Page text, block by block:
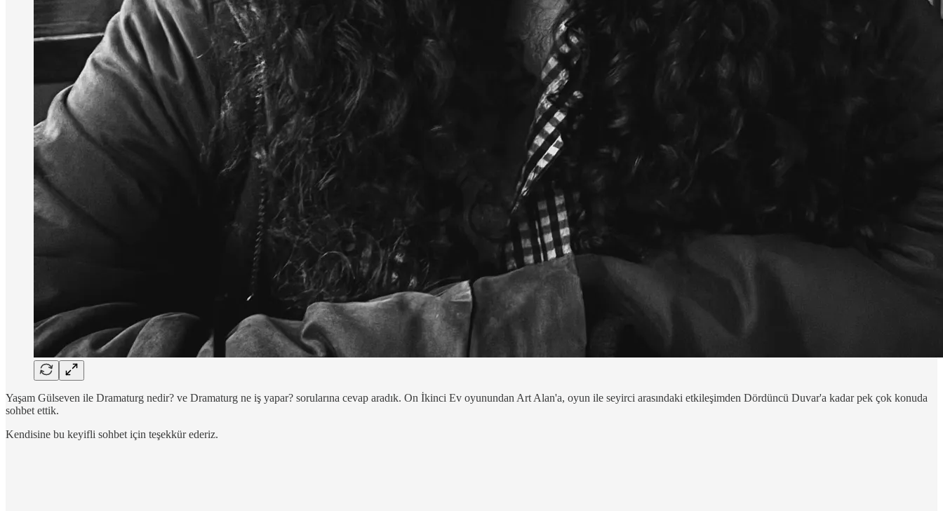
Yaşam Gülseven ile Dramaturg nedir? ve Dramaturg ne iş yapar? sorularına cevap aradık. On İkinci Ev oyunundan Art Alan'a, oyun ile seyirci arasındaki etkileşimden Dördüncü Duvar'a kadar pek çok konuda
sohbet ettik.
Kendisine bu keyifli sohbet için teşekkür ederiz.